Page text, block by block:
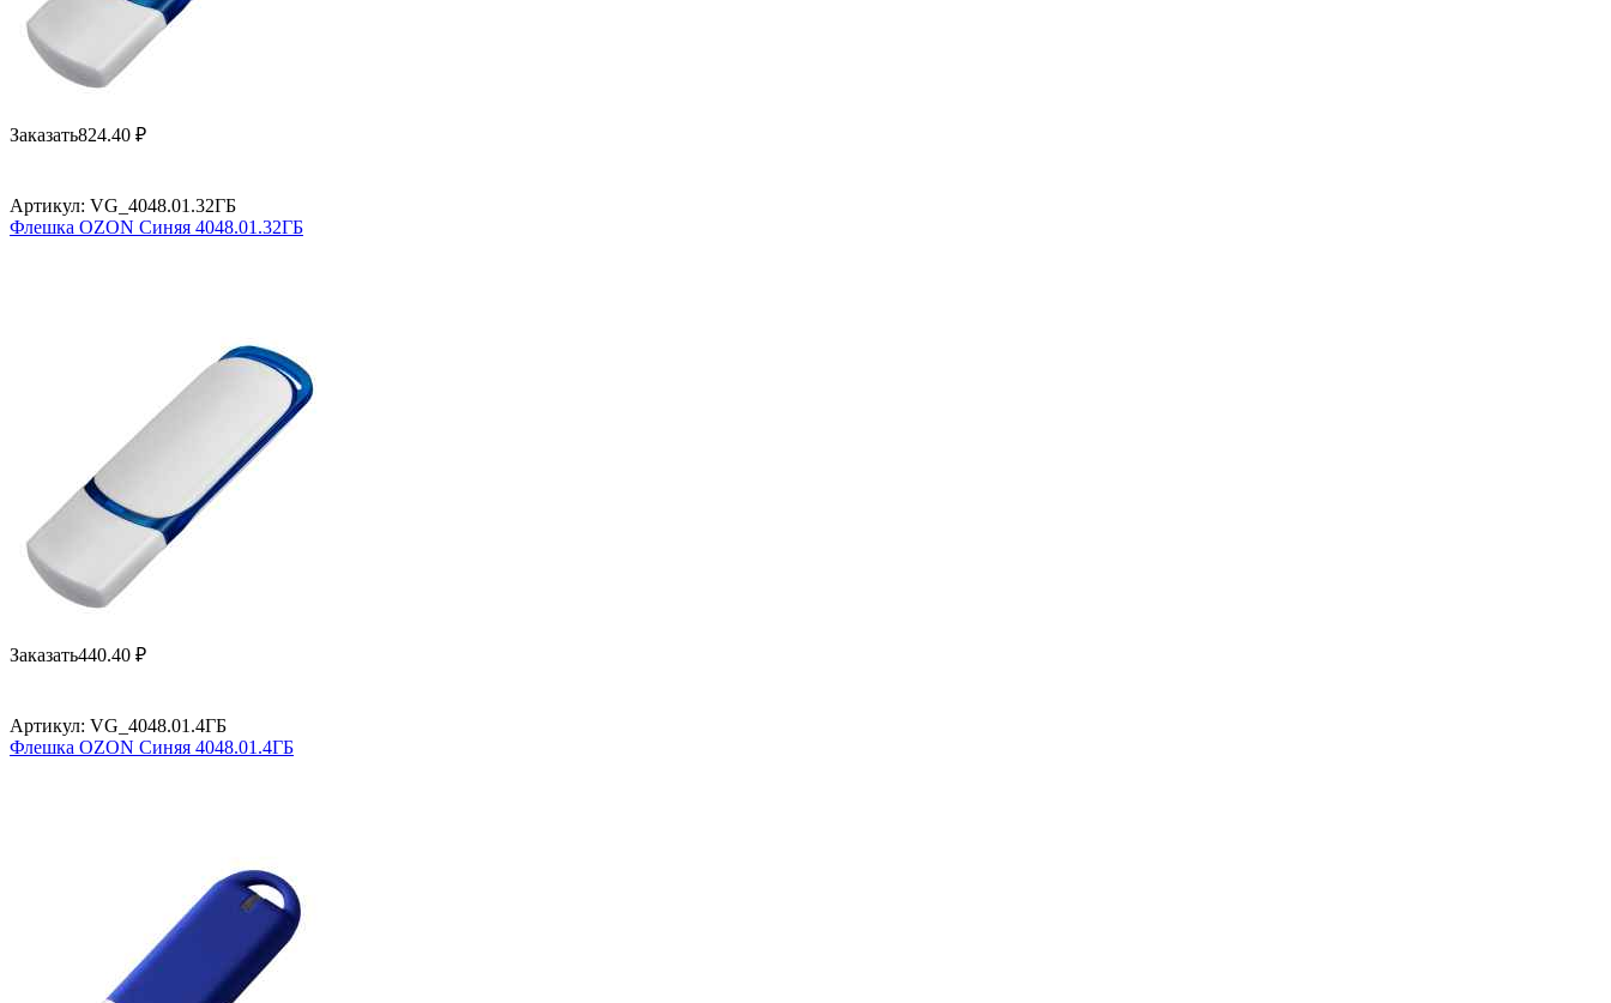
Заказать824.40 ₽
Артикул: VG_4048.01.32ГБ
Флешка OZON Синяя 4048.01.32ГБ
Заказать440.40 ₽
Артикул: VG_4048.01.4ГБ
Флешка OZON Синяя 4048.01.4ГБ